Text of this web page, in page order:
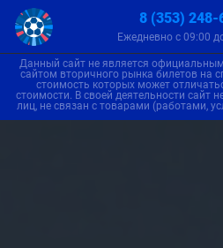
8 (353) 248-
Ежедневно с 09:00
Данный сайт не является
сайтом вторичного рынка билетов на
стоимость которых может
стоимости. В своей деятельности сайт
лиц, не связан с товарами (работами,